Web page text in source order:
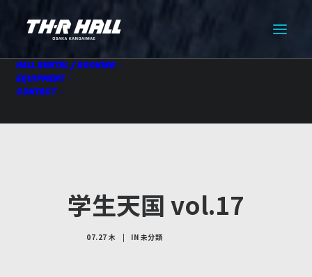
HALL RENTAL / BOOKING
EQUIPMENT
CONTACT
学生天国 vol.17
07.27 木 | IN 未分類